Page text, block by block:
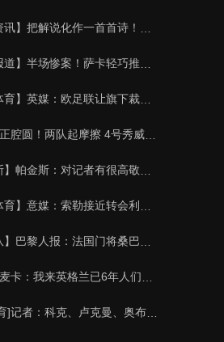
作一首首诗！贺炜本届世界杯金句合集
！萨卡轻巧推射双响，英格兰4-0领先法国
足联让旗下裁判避免像世界杯一样，用VAR
队起摩擦 4号秀威尔逊大声嘲讽卡卢马:W
：对记者有很高敬意 Windhorst绝不是
接近转会利兹联，乌迪内斯有意米兰后卫F
法国门将桑巴小腿受伤，提前结束了训练
格兰已6年人们对我很好，但和英格兰的比
、卢克曼、奥布拉克参加马竞训练，卡尔多